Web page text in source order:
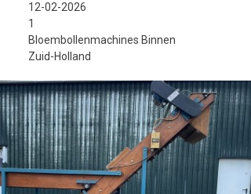
12-02-2026
1
Bloembollenmachines Binnen
Zuid-Holland